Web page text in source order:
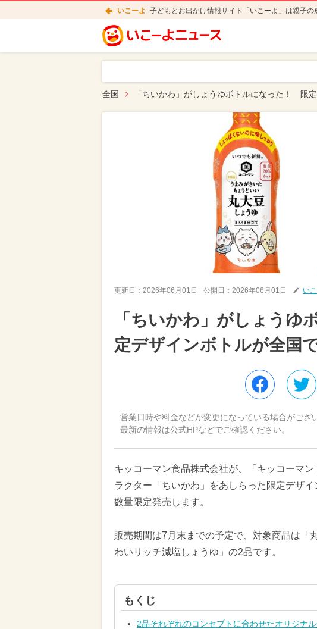
いこーよ 子どもとお出かけ情報サイト「いこーよ」は親子の
全国 「ちいかわ」がしょうゆボトルになった！ 限
更新日： 2026年06月01日 公開日： 2026年06月01日 い
「ちいかわ」がしょう
定デザインボトルが全国
営業日時や料金などが変更になっている場合がござ
最新の情報は公式HPなどでご確認ください。
キッコーマン食品株式会社が、「キッコーマ
ラクター「ちいかわ」をあしらった限定デザ
数量限定発売します。
販売期間は7月末までの予定で、対象商品は「
わいリッチ減塩しょうゆ」の2品です。
もくじ
2品それぞれのコンセプトに合わせたオリジナ